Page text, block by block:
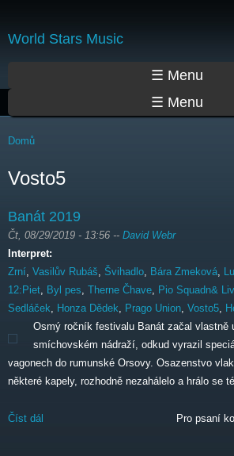
World Stars Music
☰ Menu
☰ Menu
Jste zde
Domů
Vosto5
Banát 2019
Čt, 08/29/2019 - 13:56 -- David Webr
Interpret:
Zrní Vasilův Rubáš Švihadlo Bára Zmeková
12:Piet
Byl pes Therne Čhave Pio Squadn&
Sedláček
Honza Dědek Prago Union Vosto5
Osmý ročník festivalu Banát začal vlastně
smíchovském nádraží, odkud vyrazil
vagonech do rumunské Orsovy. Osazenstvo
některé kapely, rozhodně nezahálelo a hrálo se
Číst dál Pro psaní